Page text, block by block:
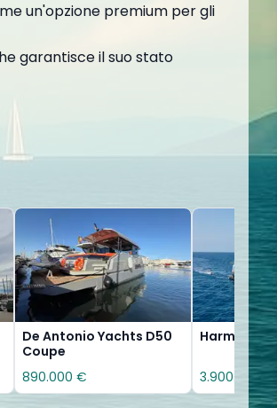
un'opzione premium per gli
garantisce il suo stato
De Antonio Yachts D50
Coupe
890.000 €
Harmony II
3.900.000 €